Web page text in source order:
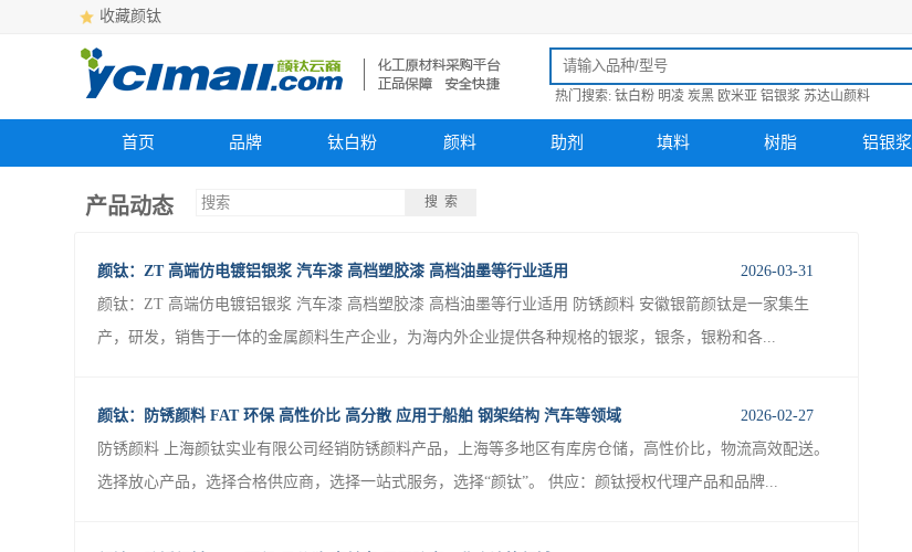
收藏颜钛
热门搜索: 钛白粉 明凌 炭黑 欧米亚 铝银浆 苏达山颜料
首页 品牌 钛白粉 颜料 助剂 填料 树脂 铝银浆
产品动态 搜 索
颜钛：ZT 高端仿电镀铝银浆 汽车漆 高档塑胶漆 高档油墨等行业适用
2026-03-31
颜钛：ZT 高端仿电镀铝银浆 汽车漆 高档塑胶漆 高档油墨等行业适用 防锈颜料 安徽银箭颜钛是一家集生
产，研发，销售于一体的金属颜料生产企业，为海内外企业提供各种规格的银浆，银条，银粉和各...
颜钛：防锈颜料 FAT 环保 高性价比 高分散 应用于船舶 钢架结构 汽车等领域
2026-02-27
防锈颜料 上海颜钛实业有限公司经销防锈颜料产品，上海等多地区有库房仓储，高性价比，物流高效配送。
选择放心产品，选择合格供应商，选择一站式服务，选择“颜钛”。 供应：颜钛授权代理产品和品牌...